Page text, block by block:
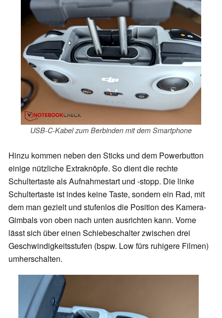
USB-C-Kabel zum Berbinden mit dem Smartphone
Hinzu kommen neben den Sticks und dem Powerbutton
einige nützliche Extraknöpfe. So dient die rechte
Schultertaste als Aufnahmestart und -stopp. Die linke
Schultertaste ist indes keine Taste, sondern ein Rad, mit
dem man gezielt und stufenlos die Position des Kamera-
Gimbals von oben nach unten ausrichten kann. Vorne
lässt sich über einen Schiebeschalter zwischen drei
Geschwindigkeitsstufen (bspw. Low fürs ruhigere Filmen)
umherschalten.